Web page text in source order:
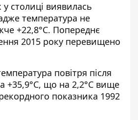
у столиці виявилась
температура не
+22,8°С. Попереднє
2015 року перевищено
повітря після
+35,9°С, що на 2,2°С вище
показника 1992